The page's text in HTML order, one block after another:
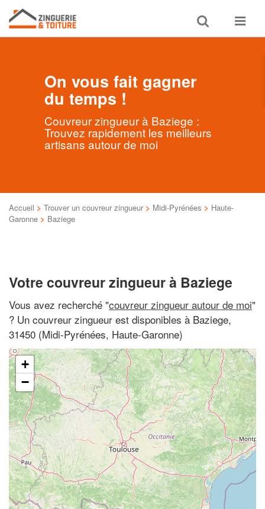
Toggle
search
Toggle
On vous fait gagner
du temps !
Couvreur zingueur à Baziege :
Trouvez rapidement les meilleurs
artisans autour de moi
Accueil > Trouver un couvreur zingueur > Midi-Pyrénées > Haute-
Garonne > Baziege
Votre couvreur zingueur à Baziege
Vous avez recherché "couvreur zingueur autour de moi"
? Un couvreur zingueur est disponibles à Baziege,
31450 (Midi-Pyrénées, Haute-Garonne)
+
−